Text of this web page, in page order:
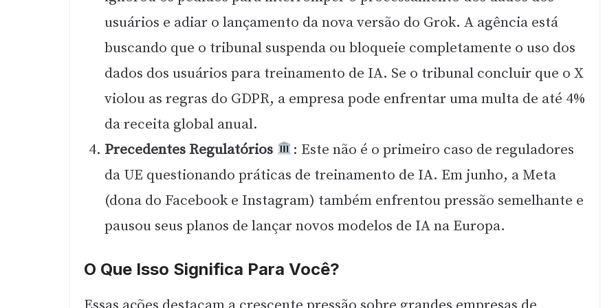
usuários e adiar o lançamento da nova versão do Grok. A agência está
buscando que o tribunal suspenda ou bloqueie completamente o uso dos
dados dos usuários para treinamento de IA. Se o tribunal concluir que o X
violou as regras do GDPR, a empresa pode enfrentar uma multa de até 4%
da receita global anual.
Precedentes Regulatórios
: Este não é o primeiro caso de reguladores
da UE questionando práticas de treinamento de IA. Em junho, a Meta
(dona do Facebook e Instagram) também enfrentou pressão semelhante e
pausou seus planos de lançar novos modelos de IA na Europa.
O Que Isso Significa Para Você?